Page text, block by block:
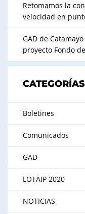
Retomamos la
velocidad en
GAD de
proyecto Fondo
CATEGORÍAS
Boletines
Comunicados
GAD
LOTAIP 2020
NOTICIAS